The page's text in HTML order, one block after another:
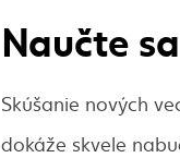
Naučte
Skúšanie nových
dokáže skvele